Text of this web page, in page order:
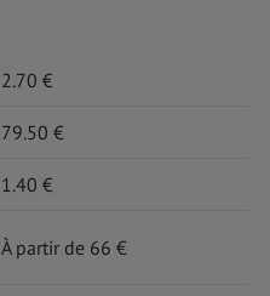
2.70 €
79.50 €
1.40 €
À partir de 66 €